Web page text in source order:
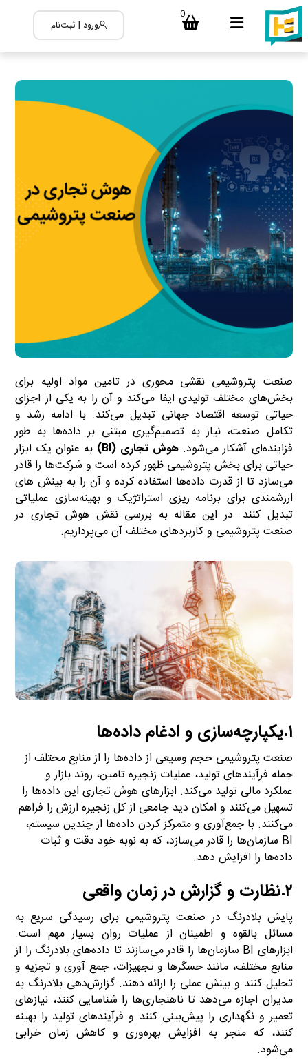
0
ورود | ثبت‌نام
صنعت پتروشیمی نقشی محوری در تامین مواد اولیه برای
بخش‌های مختلف تولیدی ایفا می‌کند و آن را به یکی از اجزای
حیاتی توسعه اقتصاد جهانی تبدیل می‌کند. با ادامه رشد و
تکامل صنعت، نیاز به تصمیم‌گیری مبتنی بر داده‌ها به طور
فزاینده‌ای آشکار می‌شود. هوش تجاری (BI)
به عنوان یک ابزار
حیاتی برای بخش پتروشیمی ظهور کرده است و شرکت‌ها را قادر
می‌سازد تا از قدرت داده‌ها استفاده کرده و آن را به بینش های
ارزشمندی برای برنامه ریزی استراتژیک و بهینه‌سازی عملیاتی
تبدیل کنند. در این مقاله به بررسی نقش هوش تجاری در
صنعت پتروشیمی و کاربردهای مختلف آن می‌پردازیم.
۱.یکپارچه‌سازی و ادغام داده‌ها
صنعت پتروشیمی حجم وسیعی از داده‌ها را از منابع مختلف از
جمله فرآیندهای تولید، عملیات زنجیره تامین، روند بازار و
عملکرد مالی تولید می‌کند. ابزارهای هوش تجاری این داده‌ها را
تسهیل می‌کنند و امکان دید جامعی از کل زنجیره ارزش را فراهم
می‌کنند. با جمع‌آوری و متمرکز کردن داده‌ها از چندین سیستم،
BI سازمان‌ها را قادر می‌سازد، که به نوبه خود دقت و ثبات
داده‌ها را افزایش دهد.
۲.نظارت و گزارش در زمان واقعی
پایش بلادرنگ در صنعت پتروشیمی برای رسیدگی سریع به
مسائل بالقوه و اطمینان از عملیات روان بسیار مهم است.
ابزارهای BI سازمان‌ها را قادر می‌سازند تا داده‌های بلادرنگ را از
منابع مختلف، مانند حسگرها و تجهیزات، جمع آوری و تجزیه و
تحلیل کنند و بینش عملی را ارائه دهند. گزارش‌دهی بلادرنگ به
مدیران اجازه می‌دهد تا ناهنجاری‌ها را شناسایی کنند، نیازهای
تعمیر و نگهداری را پیش‌بینی کنند و فرآیندهای تولید را بهینه
کنند، که منجر به افزایش بهره‌وری و کاهش زمان خرابی
می‌شود.